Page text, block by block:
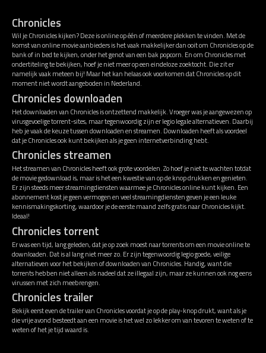
Chronicles
Wil je Chronicles kijken? Deze is online op één of meerdere plekken te vinden. Met de
komst van online movie aanbieders is het vaak makkelijker dan ooit om Chronicles op de
bank of in bed te kijken, onder het genot van een bak popcorn. En om Chronicles met
ondertiteling te bekijken, hoef je niet meer op een eindeloze zoektocht. Die zit er
namelijk vaak meteen bij! Maar het kan helaas ook voorkomen dat Chronicles op dit
moment niet wordt aangeboden in Nederland.
Chronicles downloaden
Het downloaden van Chronicles is ontzettend makkelijk. Vroeger was je aangewezen op
virusgevoelige torrent-sites, maar tegenwoordig zijn er legio legale alternatieven. Daarbij
heb je vaak de keuze tussen downloaden en streamen. Downloaden heeft als voordeel
dat je Chronicles ook kunt bekijken als je geen internetverbinding hebt.
Chronicles streamen
Het streamen van Chronicles heeft ook grote voordelen. Zo hoef je niet te wachten totdat
de movie gedownload is, maar is het een kwestie van op de knop drukken en genieten.
Er zijn steeds meer streamingdiensten waarmee je Chronicles online kunt kijken. Een
abonnement kost je geen vermogen en veel streamingdiensten geven je een leuke
kennismakingskorting, waardoor je de eerste maand zelfs gratis naar Chronicles kijkt.
Ideaal!
Chronicles torrent
Er was een tijd, lang geleden, dat je op zoek moest naar torrents om een movie online te
downloaden. Dat is al lang niet meer zo. Er zijn tegenwoordig legio goede, veilige
alternatieven voor het bekijken of downloaden van Chronicles. Handig, want die
torrents hebben niet alleen als nadeel dat ze illegaal zijn, maar ze kunnen ook nog eens
virussen met zich meebrengen.
Chronicles trailer
Bekijk eerst even de trailer van Chronicles voordat je op de play-knop drukt, want als je
die vrije avond besteedt aan een movie is het wel zo lekker om van tevoren te weten of te
weten of het je tijd waard is.